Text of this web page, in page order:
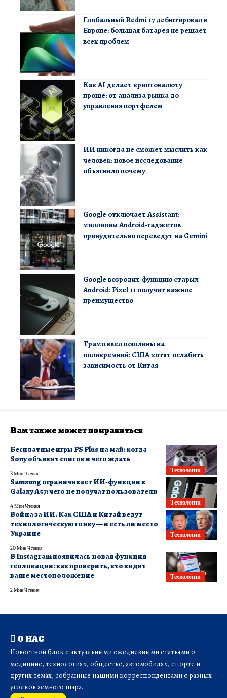
Глобальный Redmi 17 дебютировал в
Европе: большая батарея не решает
всех проблем
Как AI делает криптовалюту
проще: от анализа рынка до
управления портфелем
ИИ никогда не сможет мыслить как
человек: новое исследование
объяснило почему
Google отключает Assistant:
миллионы Android-гаджетов
принудительно переведут на Gemini
Google возродит функцию старых
Android: Pixel 11 получит важное
преимущество
Трамп ввел пошлины на
поликремний: США хотят ослабить
зависимость от Китая
Вам также может понравиться
Технологии
Бесплатные игры PS Plus на май: когда
Sony объявит список и чего ждать
3 Мин Чтения
Технологии
Samsung ограничивает ИИ-функции в
Galaxy A57: чего не получат пользователи
4 Мин Чтения
Технологии
Война за ИИ. Как США и Китай ведут
технологическую гонку — и есть ли место
Украине
20 Мин Чтения
Технологии
В Instagram появилась новая функция
геолокации: как проверить, кто видит
ваше местоположение
2 Мин Чтения
О НАС
Новостной блок с актуальными ежедневными статьями о
медицине, технологиях, обществе, автомобилях, спорте и
других темах, собранные нашими корреспондентами с разных
уголков земного шара.